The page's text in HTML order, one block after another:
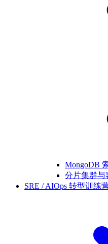
MongoDB
分片集群与
SRE / AIOps 转型训练